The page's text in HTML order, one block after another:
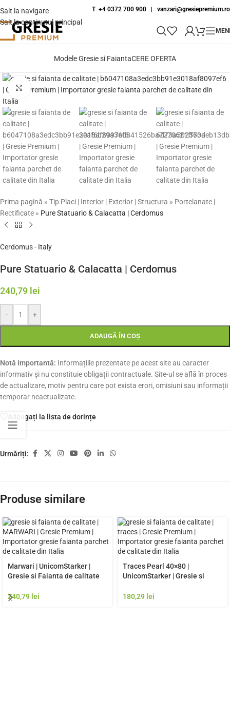
Salt la navigare
Salt la conținutul principal
T +4 0372 700 900 | vanzari@gresiepremium.ro
Modele Gresie si FaiantaCERE OFERTA
Fă clic pentru a mări
Prima pagină » Tip Placi | Interior | Exterior | Structura » Portelanate |
Rectificate » Pure Statuario & Calacatta | Cerdomus
Cerdomus - Italy
Pure Statuario & Calacatta | Cerdomus
240,79 lei
- +
ADAUGĂ ÎN COȘ
Notă importantă: Informațiile prezentate pe acest site au caracter
informativ și nu constituie obligații contractuale. Site-ul se află în proces
de actualizare, motiv pentru care pot exista erori, omisiuni sau informații
temporar neactualizate.
Adăugați la lista de dorințe
Urmăriți:
Produse similare
Marwari | UnicomStarker |
Gresie si Faianta de calitate
Rezistenta Exterior
240,79 lei
Traces Pearl 40×80 |
UnicomStarker | Gresie si
Italia | Model Gresie
180,29 lei